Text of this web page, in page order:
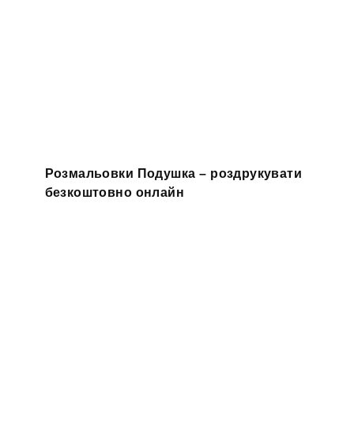
Розмальовки Подушка – роздрукувати
безкоштовно онлайн